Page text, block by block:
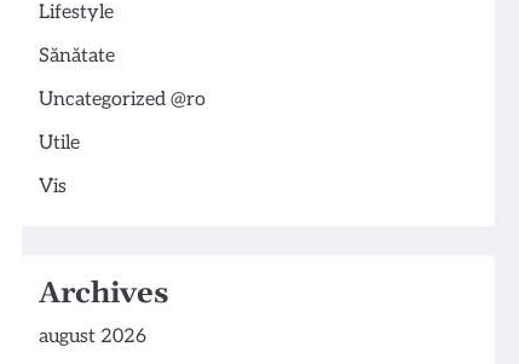
Lifestyle
Sănătate
Uncategorized @ro
Utile
Vis
Archives
august 2026